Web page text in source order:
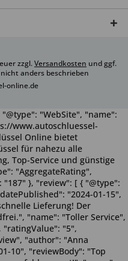
zzgl.Versandkosten und ggf.
anders beschrieben
online.de
"WebSite", "name":
www.autoschluessel-
Online bietet
für nahezu alle
Top-Service und günstige
"AggregateRating",
}, "review": [ { "@type":
"2024-01-15",
Lieferung! Der
"name": "Toller Service",
"ratingValue": "5",
"author": "Anna
10", "reviewBody": "Top